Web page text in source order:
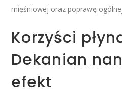
mięśniowej oraz poprawę
Korzyści
Dekanian
efekt